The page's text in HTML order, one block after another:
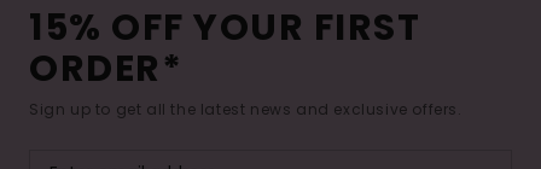
15% OFF YOUR FIRST
ORDER*
Sign up to get all the latest news and exclusive offers.